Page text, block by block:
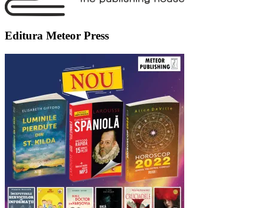
Editura Meteor Press